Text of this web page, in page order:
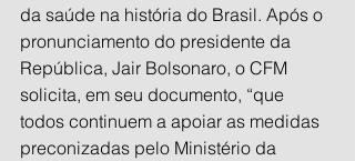
da saúde na história do Brasil. Após o
pronunciamento do presidente da
República, Jair Bolsonaro, o CFM
solicita, em seu documento, “que
todos continuem a apoiar as medidas
preconizadas pelo Ministério da